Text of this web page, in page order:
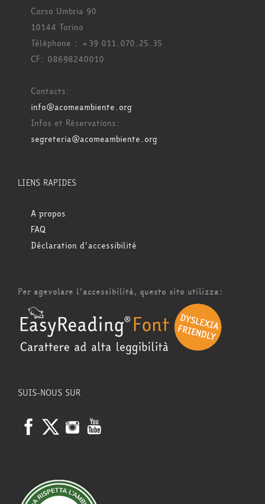
Corso Umbria 90
10144 Torino
Téléphone : +39 011.070.25.35
CF: 08698240010
Contacts:
info@acomeambiente.org
Infos et Réservations:
segreteria@acomeambiente.org
LIENS RAPIDES
A propos
FAQ
Déclaration d'accessibilité
Per agevolare l'accessibilità, questo sito utilizza:
SUIS-NOUS SUR